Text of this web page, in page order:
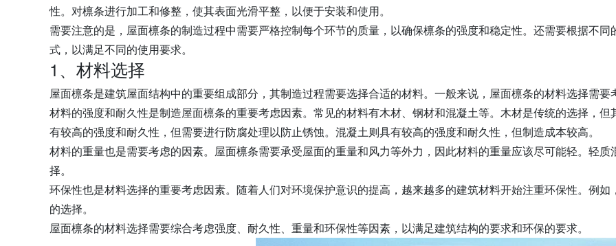
性。对檩条进行加工和修整，使其表面光滑平整，以便于安装和使用。
需要注意的是，屋面檩条的制造过程中需要严格控制每个环节的质量，以确保檩条的强度和稳定性。还需要根据不
式，以满足不同的使用要求。
1、材料选择
屋面檩条是建筑屋面结构中的重要组成部分，其制造过程需要选择合适的材料。一般来说，屋面檩条的材料选择需要
材料的强度和耐久性是制造屋面檩条的重要考虑因素。常见的材料有木材、钢材和混凝土等。木材是传统的选择，
有较高的强度和耐久性，但需要进行防腐处理以防止锈蚀。混凝土则具有较高的强度和耐久性，但制造成本较高。
材料的重量也是需要考虑的因素。屋面檩条需要承受屋面的重量和风力等外力，因此材料的重量应该尽可能轻。轻
择。
环保性也是材料选择的重要考虑因素。随着人们对环境保护意识的提高，越来越多的建筑材料开始注重环保性。例
的选择。
屋面檩条的材料选择需要综合考虑强度、耐久性、重量和环保性等因素，以满足建筑结构的要求和环保的要求。